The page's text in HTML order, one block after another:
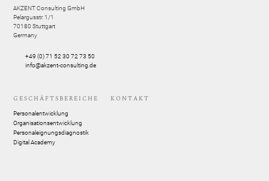
AKZENT Consulting GmbH
Pelargusstr. 1/1
70180 Stuttgart
Germany
+49 (0) 71 52 30 72 73 50
info@akzent-consulting.de
GESCHÄFTSBEREICHE
Personalentwicklung
Organisationsentwicklung
Personaleignungsdiagnostik
Digital Academy
KONTAKT